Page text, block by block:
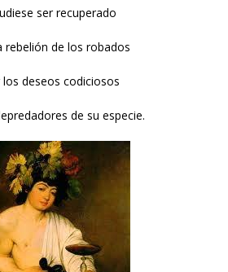
ser recuperado
rebelión de los robados
deseos codiciosos
de su especie.